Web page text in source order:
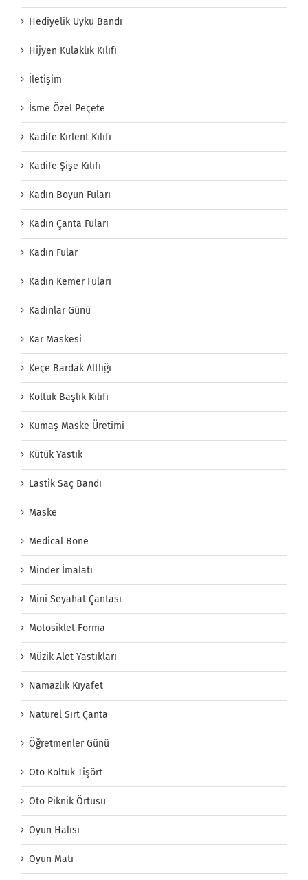
Hediyelik Uyku Bandı
Hijyen Kulaklık Kılıfı
İletişim
İsme Özel Peçete
Kadife Kırlent Kılıfı
Kadife Şişe Kılıfı
Kadın Boyun Fuları
Kadın Çanta Fuları
Kadın Fular
Kadın Kemer Fuları
Kadınlar Günü
Kar Maskesi
Keçe Bardak Altlığı
Koltuk Başlık Kılıfı
Kumaş Maske Üretimi
Kütük Yastık
Lastik Saç Bandı
Maske
Medical Bone
Minder İmalatı
Mini Seyahat Çantası
Motosiklet Forma
Müzik Alet Yastıkları
Namazlık Kıyafet
Naturel Sırt Çanta
Öğretmenler Günü
Oto Koltuk Tişört
Oto Piknik Örtüsü
Oyun Halısı
Oyun Matı